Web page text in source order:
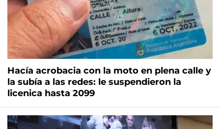
Hacía acrobacia con la moto en plena calle y
la subía a las redes: le suspendieron la
licenica hasta 2099